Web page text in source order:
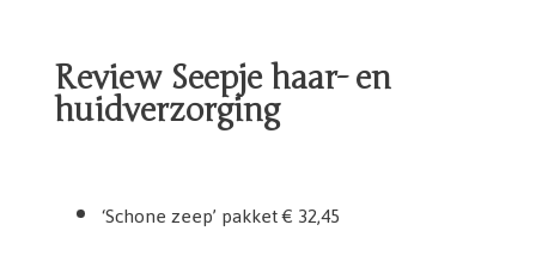
Review Seepje haar- en
huidverzorging
‘Schone zeep’ pakket € 32,45